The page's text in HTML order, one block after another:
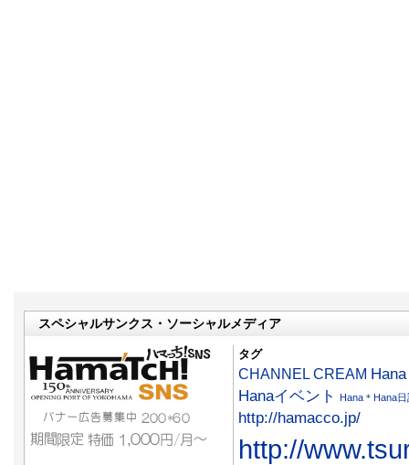
スペシャルサンクス・ソーシャルメディア
タグ
CHANNEL CREAM
Hanaイベント
Hana＊Hana日
http://hamacco.jp/
http://